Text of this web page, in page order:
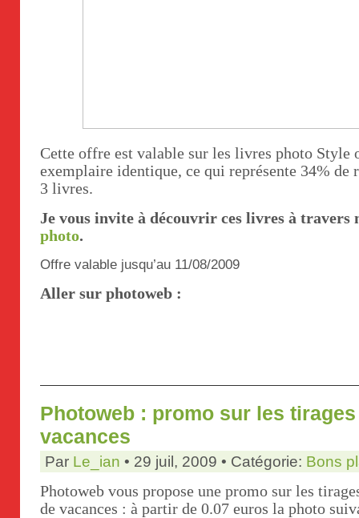
Cette offre est valable sur les livres photo Style
exemplaire identique, ce qui représente 34% de
3 livres.
Je vous invite à découvrir ces livres à travers
photo.
Offre valable jusqu’au 11/08/2009
Aller sur photoweb :
Photoweb : promo sur les
vacances
Par Le_ian • 29 juil, 2009 • Catégorie: Bons
Photoweb vous propose une promo sur les
de vacances : à partir de 0.07 euros la photo